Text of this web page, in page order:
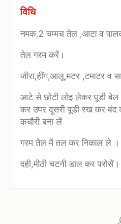
विधि
नमक,2 चम्मच तेल ,आटा व
तेल गरम करें।
जीरा,हींग,आलू,मटर ,टमाटर व
आटे से छोटी लोइ लेकर पूडी बेल
कर उपर दूसरी पूडी रख कर बंद
कचौरी बना लें
गरम तेल में तल कर निकाल ले ।
दही,मीठी चटनी डाल कर परोसें।